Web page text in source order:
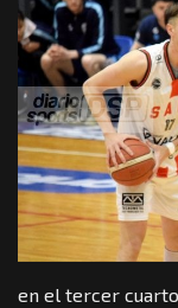
en el tercer